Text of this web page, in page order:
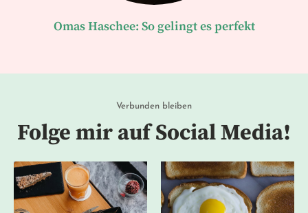
Omas Haschee: So gelingt es perfekt
Verbunden bleiben
Folge mir auf Social Media!